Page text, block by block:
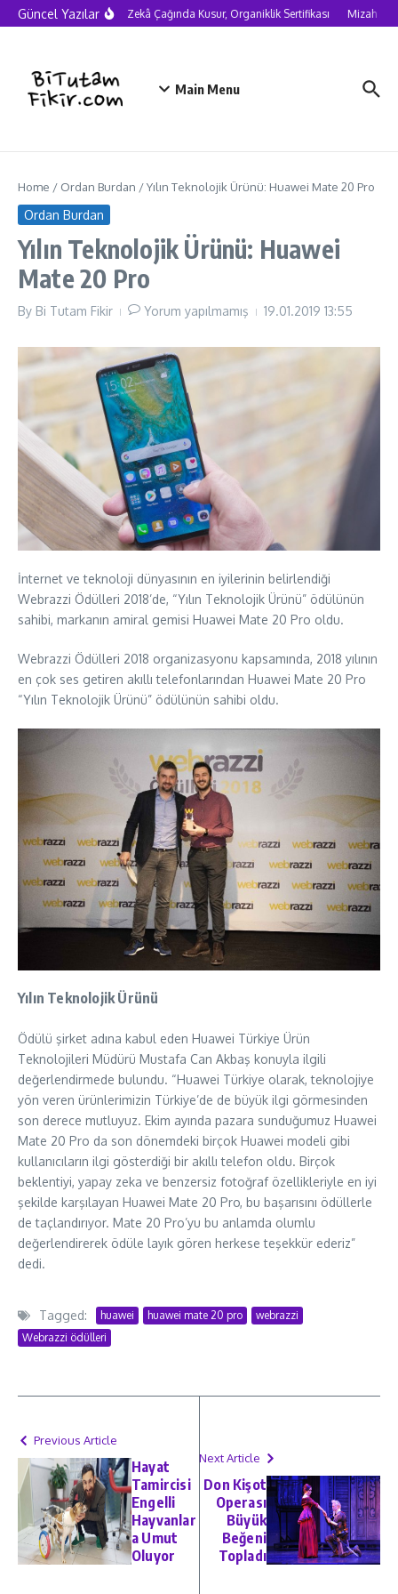
Skip to content
Güncel YazılarYapay Zekâ Çağında Kusur, Organiklik Sertifikası Mizah
Main Menu
Home / Ordan Burdan /Yılın Teknolojik Ürünü: Huawei Mate 20 Pro
Ordan Burdan
Yılın Teknolojik Ürünü: Huawei
Mate 20 Pro
By Bi Tutam Fikir Yorum yapılmamış 19.01.2019 13:55
İnternet ve teknoloji dünyasının en iyilerinin belirlendiği
Webrazzi Ödülleri 2018’de, “Yılın Teknolojik Ürünü” ödülünün
sahibi, markanın amiral gemisi Huawei Mate 20 Pro oldu.
Webrazzi Ödülleri 2018 organizasyonu kapsamında, 2018 yılının
en çok ses getiren akıllı telefonlarından Huawei Mate 20 Pro
“Yılın Teknolojik Ürünü” ödülünün sahibi oldu.
Yılın Teknolojik Ürünü
Ödülü şirket adına kabul eden Huawei Türkiye Ürün
Teknolojileri Müdürü Mustafa Can Akbaş konuyla ilgili
değerlendirmede bulundu. “Huawei Türkiye olarak, teknolojiye
yön veren ürünlerimizin Türkiye’de de büyük ilgi görmesinden
son derece mutluyuz. Ekim ayında pazara sunduğumuz Huawei
Mate 20 Pro da son dönemdeki birçok Huawei modeli gibi
kullanıcıların ilgi gösterdiği bir akıllı telefon oldu. Birçok
beklentiyi, yapay zeka ve benzersiz fotoğraf özellikleriyle en iyi
şekilde karşılayan Huawei Mate 20 Pro, bu başarısını ödüllerle
de taçlandırıyor. Mate 20 Pro’yu bu anlamda olumlu
değerlendirerek ödüle layık gören herkese teşekkür ederiz”
dedi.
Tagged: huawei huawei mate 20 pro
webrazzi
Webrazzi ödülleri
Previous Article
Hayat
Tamircisi
Engelli
Hayvanlar
a Umut
Oluyor
Next Article
Don Kişot
Operası
Büyük
Beğeni
Topladı